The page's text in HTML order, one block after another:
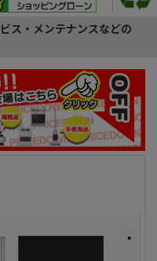
ス・メンテナンスなどの